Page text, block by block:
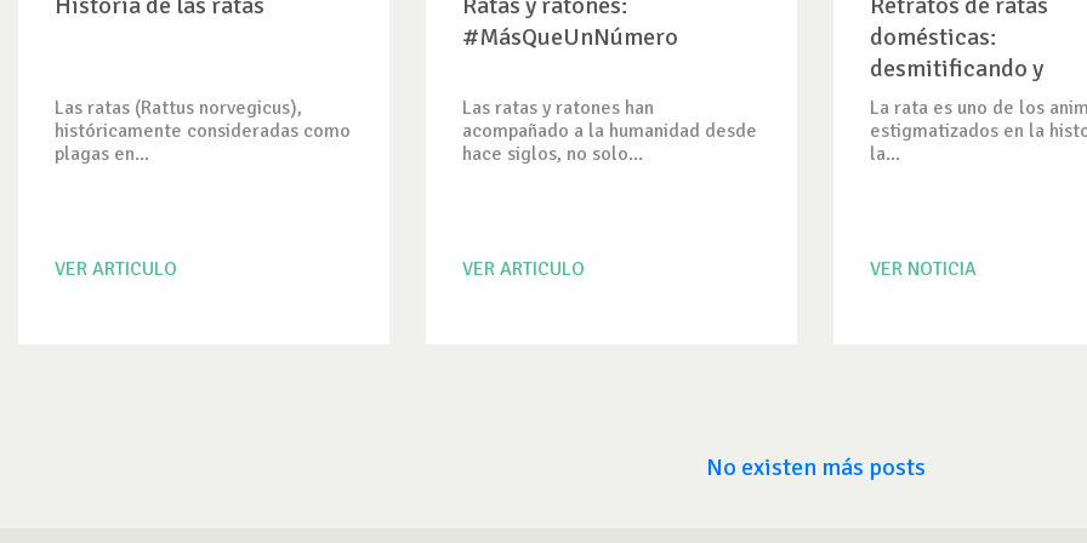
Las ratas (Rattus norvegicus),
históricamente consideradas como
plagas en...
VER ARTICULO
#MásQueUnNúmero
Las ratas y ratones han
acompañado a la humanidad desde
hace siglos, no solo...
VER ARTICULO
domésticas:
desmitificando y
promoviendo la
La rata es uno de los
estigmatizados en la
la...
VER NOTICIA
No existen más posts